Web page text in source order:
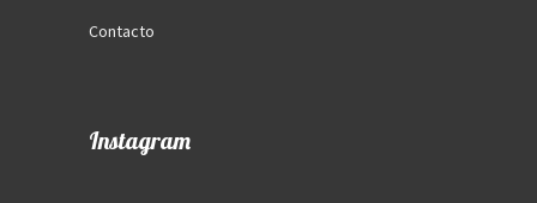
Contacto
Instagram